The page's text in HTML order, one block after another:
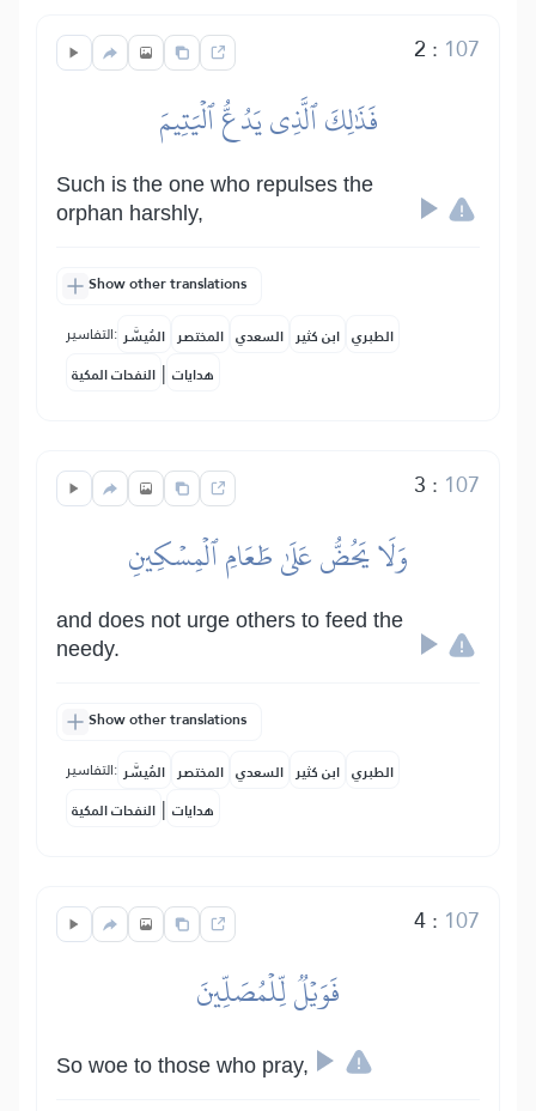
2 : 107
فَذَٰلِكَ ٱلَّذِي يَدُعُّ ٱلۡيَتِيمَ
Such is the one who repulses the
orphan harshly,
Show other translations
التفاسير: المُيسَّر المختصر السعدي ابن كثير الطبري
النفحات المكية | هدايات
3 : 107
وَلَا يَحُضُّ عَلَىٰ طَعَامِ ٱلۡمِسۡكِينِ
and does not urge others to feed the
needy.
Show other translations
التفاسير: المُيسَّر المختصر السعدي ابن كثير الطبري
النفحات المكية | هدايات
4: 107
فَوَيۡلٞ لِّلۡمُصَلِّينَ
So woe to those who pray,